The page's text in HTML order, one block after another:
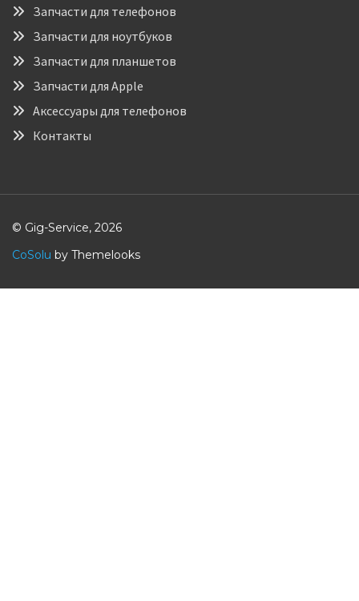
Запчасти для телефонов
Запчасти для ноутбуков
Запчасти для планшетов
Запчасти для Apple
Аксессуары для телефонов
Контакты
© Gig-Service, 2026
CoSolu by Themelooks